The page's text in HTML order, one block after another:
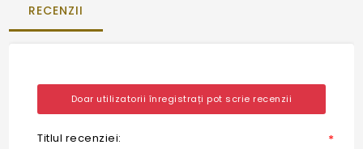
RECENZII
Doar utilizatorii înregistrați pot scrie recenzii
Titlul recenziei: *